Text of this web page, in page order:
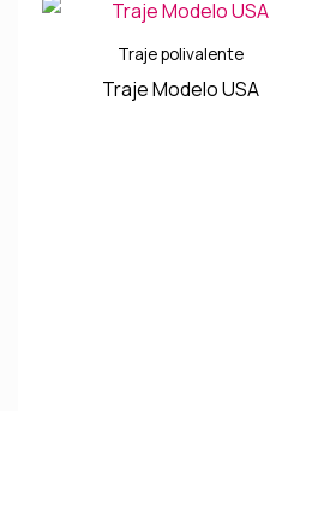
Traje polivalente
Traje Modelo USA